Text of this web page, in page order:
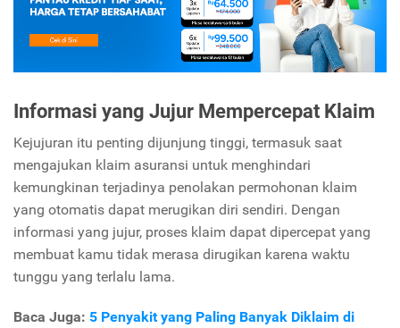
Informasi yang Jujur Mempercepat Klaim
Kejujuran itu penting dijunjung tinggi, termasuk saat
mengajukan klaim asuransi untuk menghindari
kemungkinan terjadinya penolakan permohonan klaim
yang otomatis dapat merugikan diri sendiri. Dengan
informasi yang jujur, proses klaim dapat dipercepat yang
membuat kamu tidak merasa dirugikan karena waktu
tunggu yang terlalu lama.
Baca Juga: 5 Penyakit yang Paling Banyak Diklaim di